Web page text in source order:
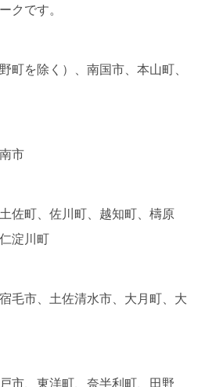
クです。
町を除く）、南国市、本山町、
市
佐町、佐川町、越知町、檮原
淀川町
毛市、土佐清水市、大月町、大
市、東洋町、奈半利町、田野